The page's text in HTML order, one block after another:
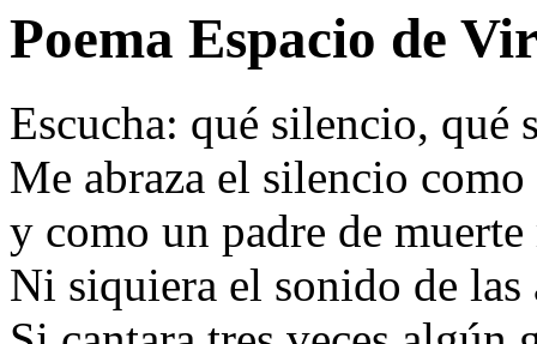
Poema Espacio de
Escucha: qué silencio, qué
Me abraza el silencio como
y como un padre de
Ni siquiera el sonido de las